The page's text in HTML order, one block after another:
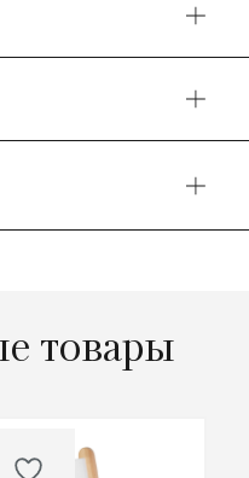
товары